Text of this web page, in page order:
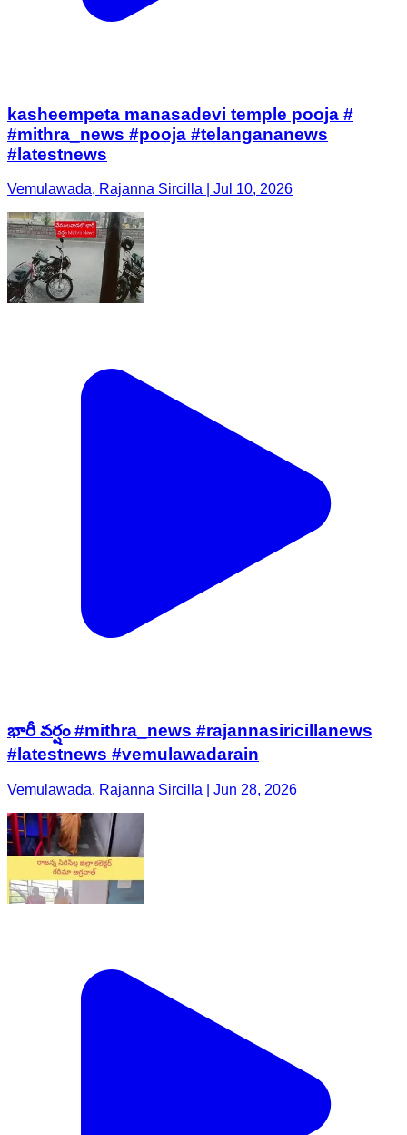
kasheempeta manasadevi temple pooja #
#mithra_news #pooja #telangananews
#latestnews
Vemulawada, Rajanna Sircilla | Jul 10, 2026
భారీ వర్షం #mithra_news #rajannasiricillanews
#latestnews #vemulawadarain
Vemulawada, Rajanna Sircilla | Jun 28, 2026